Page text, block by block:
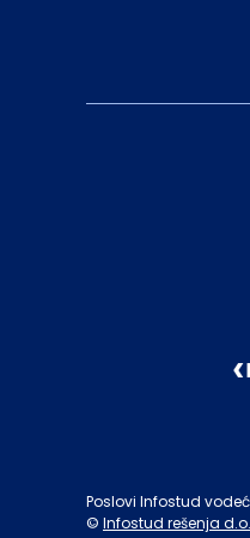
Poslovi Infostud
© Infostud rešenja